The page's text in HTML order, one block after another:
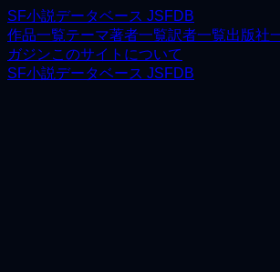
SF小説データベース JSFDB
作品一覧テーマ著者一覧訳者一覧出版社
ガジンこのサイトについて
SF小説データベース JSFDB